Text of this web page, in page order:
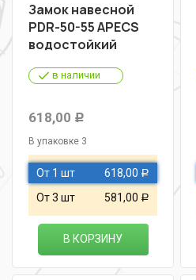
Замок навесной
PDR-50-55 APECS
водостойкий
в наличии
618,00 Р
В упаковке 3
От 1 шт 618,00 Р
От 3 шт 581,00 Р
В КОРЗИНУ